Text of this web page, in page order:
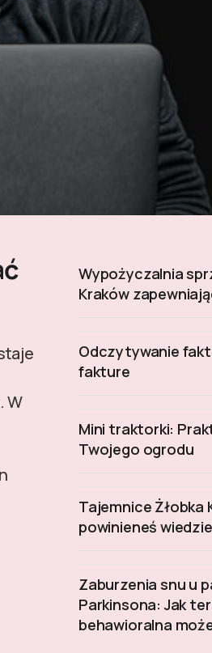
W
Wypożyczalnia
Kraków
Odczytywanie
fakture
Mini traktorki:
Twojego ogrodu
Tajemnice Żłobka
powinieneś
Zaburzenia snu u
Parkinsona: Jak
behawioralna